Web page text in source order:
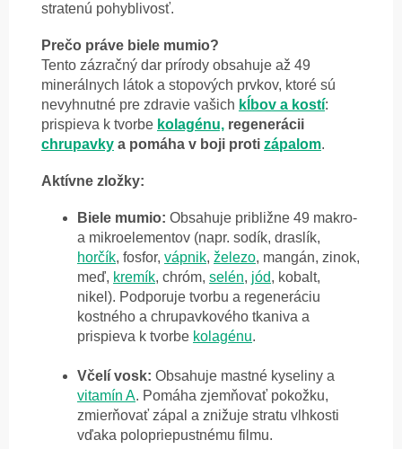
stratenú pohyblivosť.
Prečo práve biele mumio?
Tento zázračný dar prírody obsahuje až 49
minerálnych látok a stopových prvkov, ktoré sú
nevyhnutné pre zdravie vašich kĺbov a kostí:
prispieva k tvorbe kolagénu, regenerácii
chrupavky a pomáha v boji proti zápalom.
Aktívne zložky:
Biele mumio: Obsahuje približne 49 makro-
a mikroelementov (napr. sodík, draslík,
horčík, fosfor, vápnik, železo, mangán, zinok,
meď, kremík, chróm, selén, jód, kobalt,
nikel). Podporuje tvorbu a regeneráciu
kostného a chrupavkového tkaniva a
prispieva k tvorbe kolagénu.
Včelí vosk: Obsahuje mastné kyseliny a
vitamín A. Pomáha zjemňovať pokožku,
zmierňovať zápal a znižuje stratu vlhkosti
vďaka polopriepustnému filmu.